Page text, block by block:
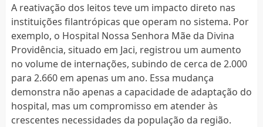
A reativação dos leitos teve um impacto direto nas
instituições filantrópicas que operam no sistema. Por
exemplo, o Hospital Nossa Senhora Mãe da Divina
Providência, situado em Jaci, registrou um aumento
no volume de internações, subindo de cerca de 2.000
para 2.660 em apenas um ano. Essa mudança
demonstra não apenas a capacidade de adaptação do
hospital, mas um compromisso em atender às
crescentes necessidades da população da região.